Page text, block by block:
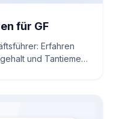
für GF
Erfahren
und Tantiemen